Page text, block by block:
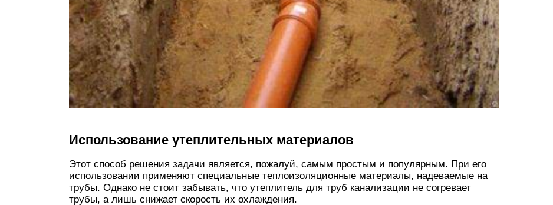
Использование утеплительных материалов
Этот способ решения задачи является, пожалуй, самым простым и популярным. При его
использовании применяют специальные теплоизоляционные материалы, надеваемые на
трубы. Однако не стоит забывать, что утеплитель для труб канализации не согревает
трубы, а лишь снижает скорость их охлаждения.